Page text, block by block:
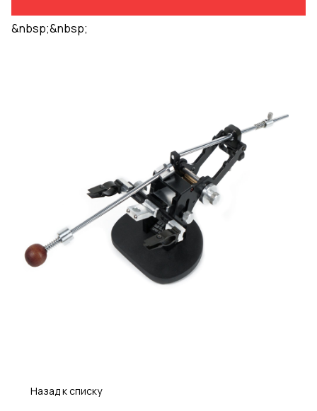
&nbsp;&nbsp;
Назад к списку